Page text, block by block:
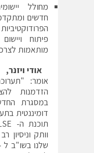
מחולל
חדשים
פיתוח
מותאמות
אודי
הזדמנות
במסגרת
דומיננטית
וותק וניסיון